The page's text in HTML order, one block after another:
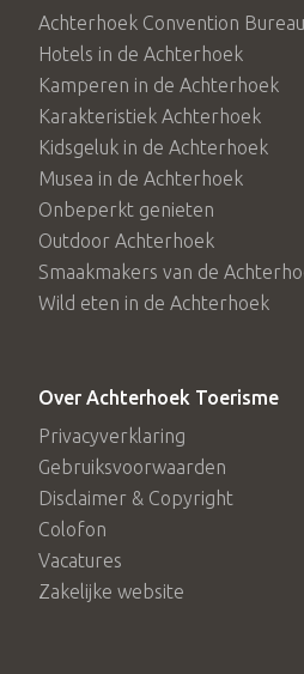
Achterhoek Convention Bureau
Hotels in de Achterhoek
Kamperen in de Achterhoek
Karakteristiek Achterhoek
Kidsgeluk in de Achterhoek
Musea in de Achterhoek
Onbeperkt genieten
Outdoor Achterhoek
Smaakmakers van de
Wild eten in de Achterhoek
Over Achterhoek Toerisme
Privacyverklaring
Gebruiksvoorwaarden
Disclaimer & Copyright
Colofon
Vacatures
Zakelijke website